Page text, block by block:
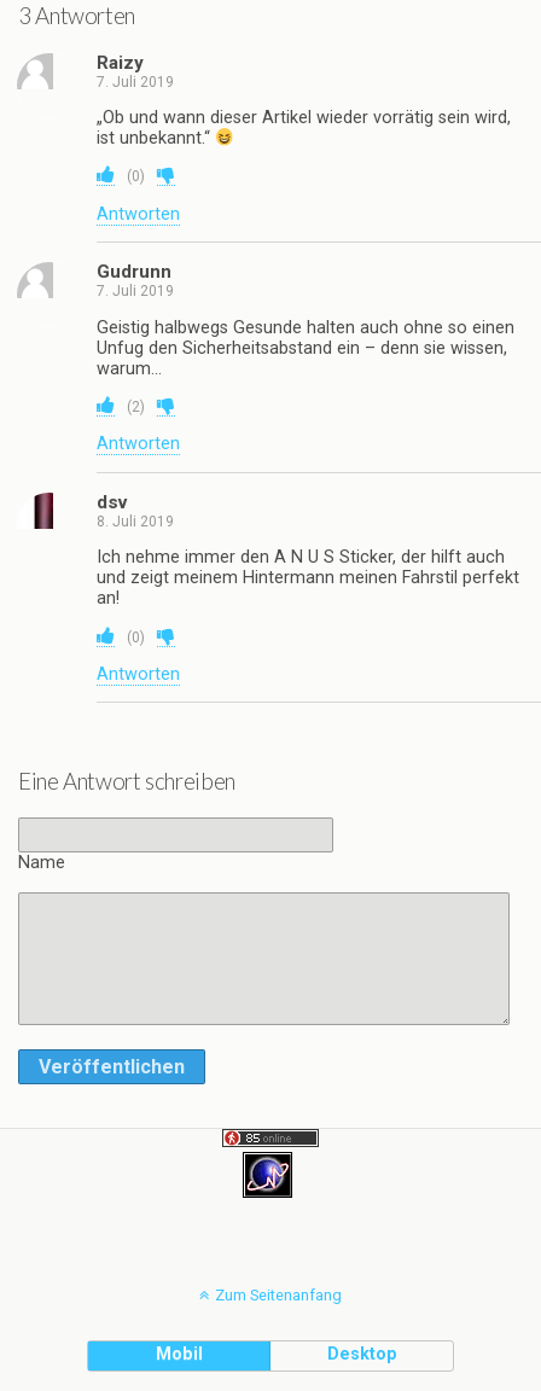
3 Antworten
Raizy
7. Juli 2019
„Ob und wann dieser Artikel wieder vorrätig sein wird,
ist unbekannt.“
(0)
Antworten
Gudrunn
7. Juli 2019
Geistig halbwegs Gesunde halten auch ohne so einen
Unfug den Sicherheitsabstand ein – denn sie wissen,
warum…
(2)
Antworten
dsv
8. Juli 2019
Ich nehme immer den A N U S Sticker, der hilft auch
und zeigt meinem Hintermann meinen Fahrstil perfekt
an!
(0)
Antworten
Eine Antwort schreiben
Name
Veröffentlichen
Zum Seitenanfang
Mobil Desktop